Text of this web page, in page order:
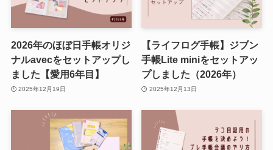
2026年のほぼ日手帳オリジ
ナルavecをセットアップし
ました【愛用6年目】
2025年12月19日
【ライフログ手帳】ジブン
手帳Lite miniをセットアッ
プしました（2026年）
2025年12月13日